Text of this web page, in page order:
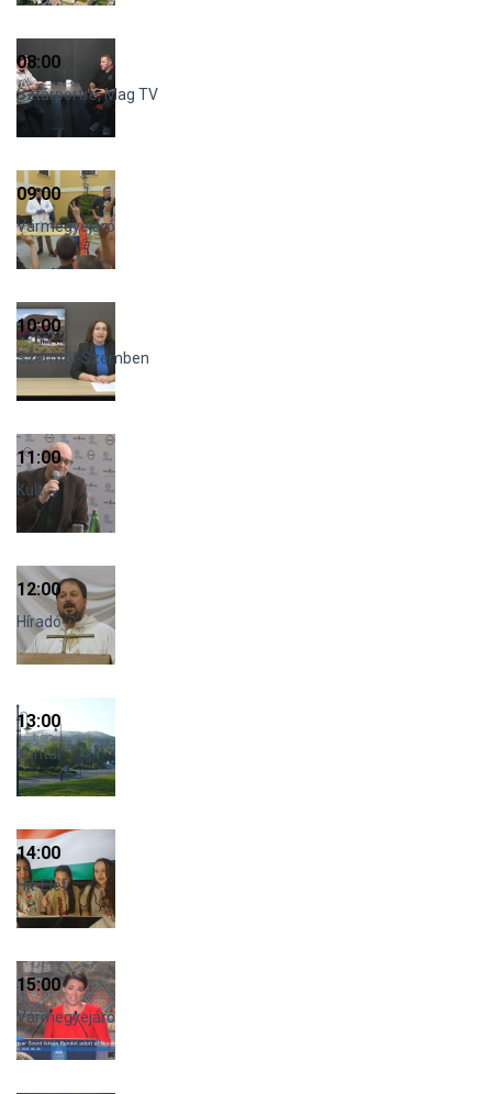
08:00
Sztárportré, Mag TV
09:00
Vármegyejáró
10:00
Szemtől-Szemben
11:00
Kult
12:00
Híradó
13:00
Kontúr
14:00
Hit-Élet
15:00
Vármegyejáró